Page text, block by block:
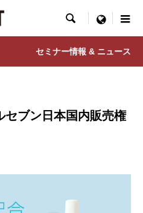
 menu
セミナー情報 & ニュース
セブン日本国内販売権